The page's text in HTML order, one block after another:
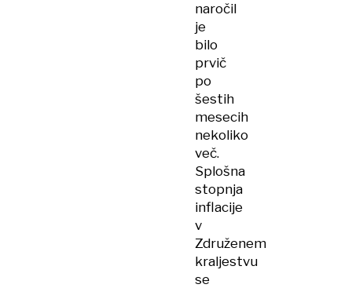
naročil
je
bilo
prvič
po
šestih
mesecih
nekoliko
več.
Splošna
stopnja
inflacije
v
Združenem
kraljestvu
se